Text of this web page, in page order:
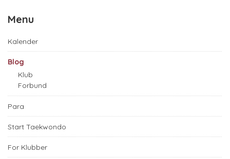
Menu
Kalender
Blog
Klub
Forbund
Para
Start Taekwondo
For Klubber